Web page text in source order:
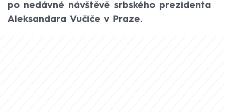
po nedávné návštěvě srbského prezidenta
Aleksandara Vučiče v Praze.